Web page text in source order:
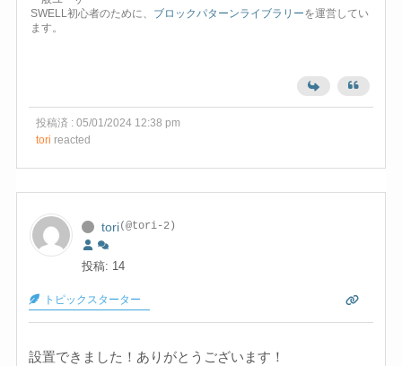
SWELL初心者のために、 ブロックパターンライブラリーを運営してい
ます。
投稿済 : 05/01/2024 12:38 pm
tori reacted
tori(@tori-2)
投稿: 14
トピックスターター
設置できました！ありがとうございます！